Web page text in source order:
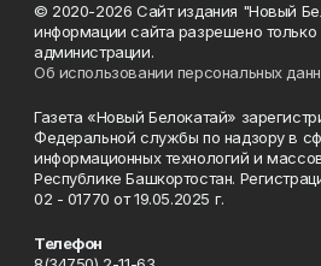
© 2020-2026 Сайт издания "Новый
информации сайта разрешено только
администрации.
Об использовании персональных
Газета «Новый Белокатай»
Федеральной службы по надзору в
информационных технологий и
Республике Башкортостан.
02 - 01770 от 19.05.2025 г.
Телефон